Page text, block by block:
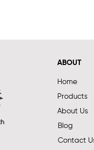
ABOUT
Home
Products
About Us
Blog
Contact